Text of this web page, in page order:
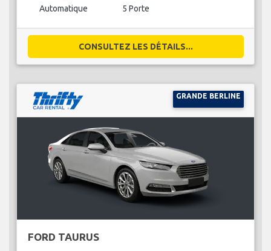
Automatique 5 Porte
CONSULTEZ LES DÉTAILS...
GRANDE BERLINE
FORD TAURUS